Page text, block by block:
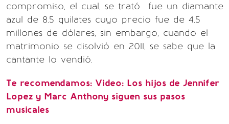
compromiso, el cual, se trató fue un diamante
azul de 8.5 quilates cuyo precio fue de 4.5
millones de dólares, sin embargo, cuando el
matrimonio se disolvió en 2011, se sabe que la
cantante lo vendió.
Te recomendamos: Video: Los hijos de Jennifer
Lopez y Marc Anthony siguen sus pasos
musicales